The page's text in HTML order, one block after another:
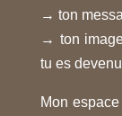
→ ton
→ ton
tu es
Mon